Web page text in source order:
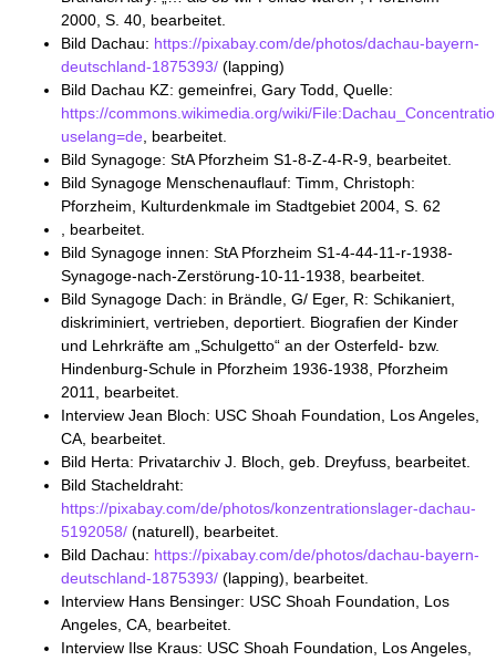
2000, S. 40, bearbeitet.
Bild Dachau: https://pixabay.com/de/photos/dachau-bayern-
deutschland-1875393/ (lapping)
Bild Dachau KZ: gemeinfrei, Gary Todd, Quelle:
https://commons.wikimedia.org/wiki/
uselang=de , bearbeitet.
Bild Synagoge: StA Pforzheim S1-8-Z-4-R-9, bearbeitet.
Bild Synagoge Menschenauflauf: Timm, Christoph:
Pforzheim, Kulturdenkmale im Stadtgebiet 2004, S. 62
, bearbeitet.
Bild Synagoge innen: StA Pforzheim S1-4-44-11-r-1938-
Synagoge-nach-Zerstörung-10-11-1938, bearbeitet.
Bild Synagoge Dach: in Brändle, G/ Eger, R: Schikaniert,
diskriminiert, vertrieben, deportiert. Biografien der Kinder
und Lehrkräfte am „Schulgetto“ an der Osterfeld- bzw.
Hindenburg-Schule in Pforzheim 1936-1938, Pforzheim
2011, bearbeitet.
Interview Jean Bloch: USC Shoah Foundation, Los Angeles,
CA, bearbeitet.
Bild Herta: Privatarchiv J. Bloch, geb. Dreyfuss, bearbeitet.
Bild Stacheldraht:
https://pixabay.com/de/photos/konzentrationslager-dachau-
5192058/ (naturell), bearbeitet.
Bild Dachau: https://pixabay.com/de/photos/dachau-bayern-
deutschland-1875393/ (lapping), bearbeitet.
Interview Hans Bensinger: USC Shoah Foundation, Los
Angeles, CA, bearbeitet.
Interview Ilse Kraus: USC Shoah Foundation, Los Angeles,